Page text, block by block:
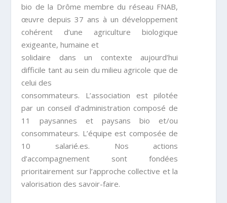
bio de la Drôme membre du réseau FNAB,
œuvre depuis 37 ans à un développement
cohérent d’une agriculture biologique
exigeante, humaine et
solidaire dans un contexte aujourd’hui
difficile tant au sein du milieu agricole que de
celui des
consommateurs. L’association est pilotée
par un conseil d’administration composé de
11 paysannes et paysans bio et/ou
consommateurs. L’équipe est composée de
10 salarié.es. Nos actions
d’accompagnement sont fondées
prioritairement sur l’approche collective et la
valorisation des savoir-faire.